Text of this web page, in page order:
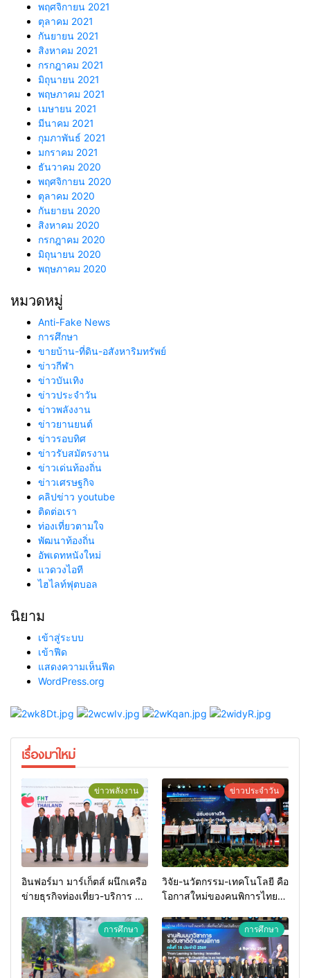
พฤศจิกายน 2021
ตุลาคม 2021
กันยายน 2021
สิงหาคม 2021
กรกฎาคม 2021
มิถุนายน 2021
พฤษภาคม 2021
เมษายน 2021
มีนาคม 2021
กุมภาพันธ์ 2021
มกราคม 2021
ธันวาคม 2020
พฤศจิกายน 2020
ตุลาคม 2020
กันยายน 2020
สิงหาคม 2020
กรกฎาคม 2020
มิถุนายน 2020
พฤษภาคม 2020
หมวดหมู่
Anti-Fake News
การศึกษา
ขายบ้าน-ที่ดิน-อสังหาริมทรัพย์
ข่าวกีฬา
ข่าวบันเทิง
ข่าวประจำวัน
ข่าวพลังงาน
ข่าวยานยนต์
ข่าวรอบทิศ
ข่าวรับสมัตรงาน
ข่าวเด่นท้องถิ่น
ข่าวเศรษฐกิจ
คลิปข่าว youtube
ติดต่อเรา
ท่องเที่ยวตามใจ
พัฒนาท้องถิ่น
อัพเดทหนังใหม่
แวดวงไอที
ไฮไลท์ฟุตบอล
นิยาม
เข้าสู่ระบบ
เข้าฟีด
แสดงความเห็นฟีด
WordPress.org
เรื่องมาใหม่
ข่าวพลังงาน
อินฟอร์มา มาร์เก็ตส์ ผนึกเครือ
ข่ายธุรกิจท่องเที่ยว-บริการ จัด
2026 เชื่อม 4 งานใหญ่ สร้าง
โอกาสธุรกิจครบวงจร ด้วย
ครับ
ข่าวประจำวัน
วิจัย-นวัตกรรม-เทคโนโลยี คือ
โอกาสใหม่ของคนพิการไทย
ประเทศ
การศึกษา การศึกษา